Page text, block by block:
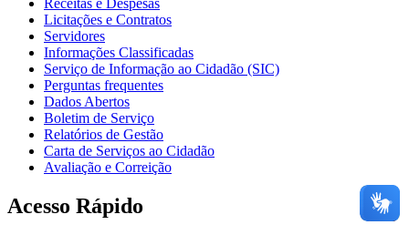
Receitas e Despesas
Licitações e Contratos
Servidores
Informações Classificadas
Serviço de Informação ao Cidadão (SIC)
Perguntas frequentes
Dados Abertos
Boletim de Serviço
Relatórios de Gestão
Carta de Serviços ao Cidadão
Avaliação e Correição
Acesso Rápido